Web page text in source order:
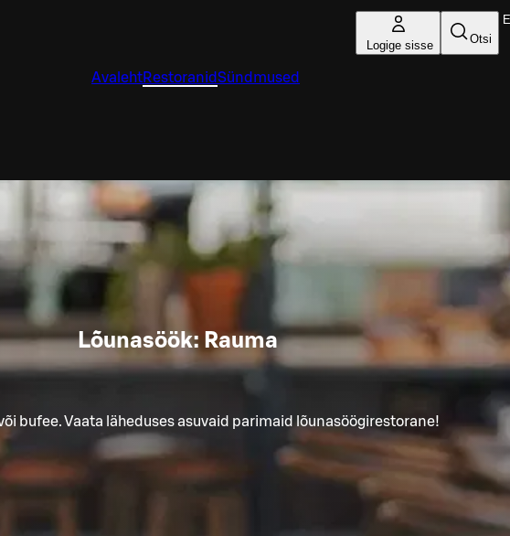
Logige sisse Otsi
AvalehtRestoranidSündmused
Lõunasöök: Rauma
bufee. Vaata läheduses asuvaid parimaid lõunasöögirestorane!